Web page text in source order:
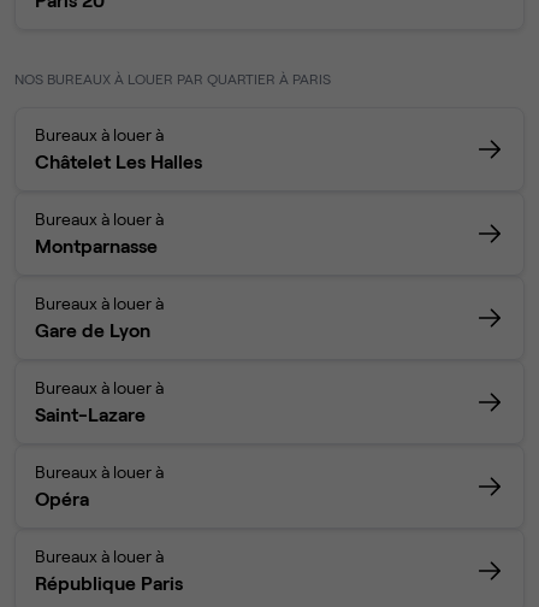
NOS BUREAUX À LOUER PAR QUARTIER À PARIS
Bureaux à louer à
Châtelet Les Halles
Bureaux à louer à
Montparnasse
Bureaux à louer à
Gare de Lyon
Bureaux à louer à
Saint-Lazare
Bureaux à louer à
Opéra
Bureaux à louer à
République Paris